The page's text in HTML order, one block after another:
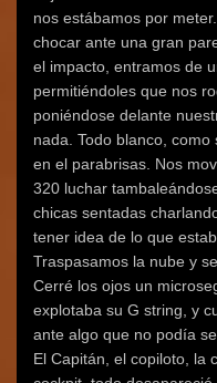
nos estábamos por
chocar ante una gran
el impacto, entramos de
permitiéndoles que nos
poniéndose delante
nada. Todo blanco,
en el parabrisas. Nos
320 luchar
chicas sentadas
tener idea de lo que
Traspasamos la nube y
Cerré los ojos un
explotaba su G string, y
ante algo que no podía
El Capitán, el copiloto, la